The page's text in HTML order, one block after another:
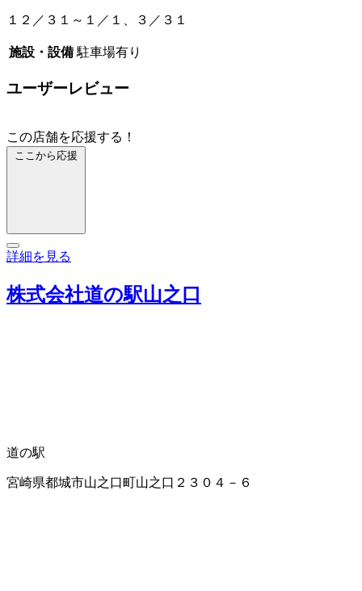
１２／３１～１／１、３／３１
施設・設備 駐車場有り
ユーザーレビュー
この店舗を応援する！
ここから応援
詳細を見る
株式会社道の駅山之口
道の駅
宮崎県都城市山之口町山之口２３０４－６